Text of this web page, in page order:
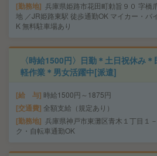
勤務地 兵庫県姫路市花田町勅旨９０ 字橋
地 ／JR姫路東駅 徒歩通勤OK マイカー・バ
K 無料駐車場あり
〈時給1500円〉日勤＊土日祝休み
軽作業＊男女活躍中[派遣]
給 与 時給1500円～1875円
交通費 全額支給（規定あり）
勤務地 兵庫県神戸市東灘区青木１丁目１
ク・自転車通勤OK